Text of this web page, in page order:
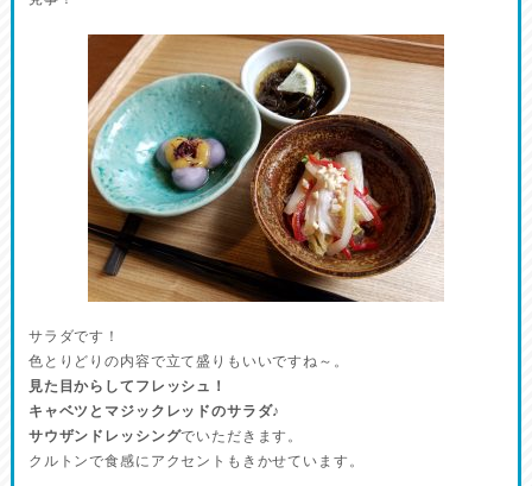
サラダです！
色とりどりの内容で立て盛りもいいですね～。
見た目からしてフレッシュ！
キャベツとマジックレッドのサラダ♪
サウザンドレッシングでいただきます。
クルトンで食感にアクセントもきかせています。